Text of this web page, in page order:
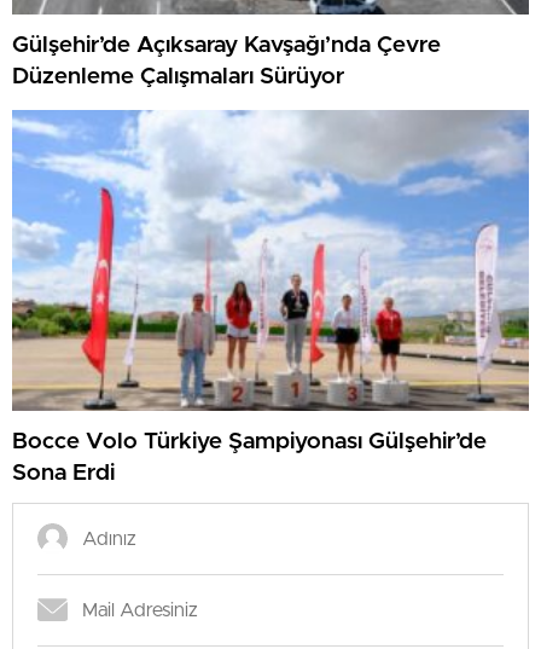
Gülşehir’de Açıksaray Kavşağı’nda Çevre
Düzenleme Çalışmaları Sürüyor
Bocce Volo Türkiye Şampiyonası Gülşehir’de
Sona Erdi